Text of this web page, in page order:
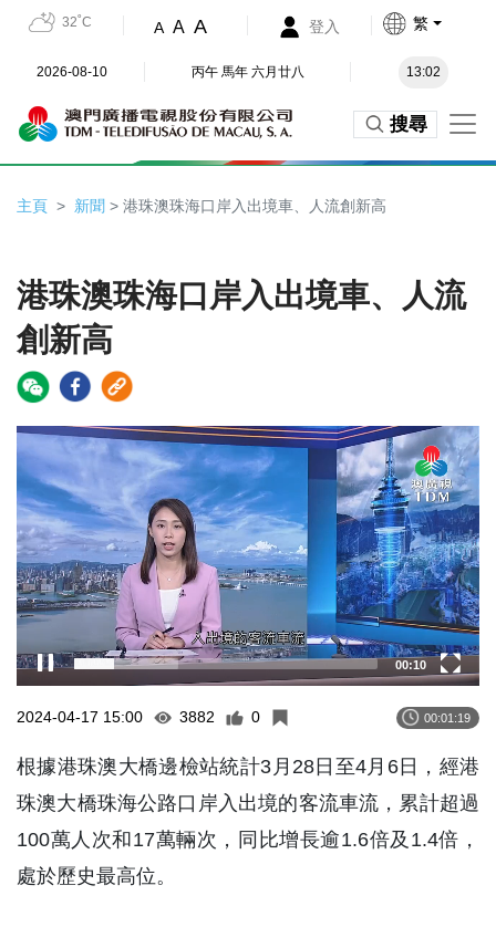
32˚C A A A 登入 繁
2026-08-10 丙午 馬年 六月廿八 13:02
搜尋
主頁 新聞 > 港珠澳珠海口岸入出境車、人流創新高
港珠澳珠海口岸入出境車、人流
創新高
Video
Player
00:11
2024-04-17 15:00 3882 0 00:01:19
根據港珠澳大橋邊檢站統計3月28日至4月6日，經港
珠澳大橋珠海公路口岸入出境的客流車流，累計超過
100萬人次和17萬輛次，同比增長逾1.6倍及1.4倍，
處於歷史最高位。